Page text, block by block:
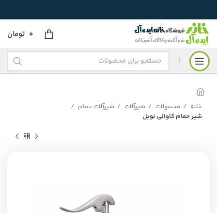
0 تومان
خانه محصولات شیرآلات
شیرآلات حمام
شیر حمام کاوالی نوبل